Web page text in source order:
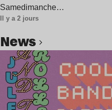
Samedimanche…
Il y a 2 jours
news